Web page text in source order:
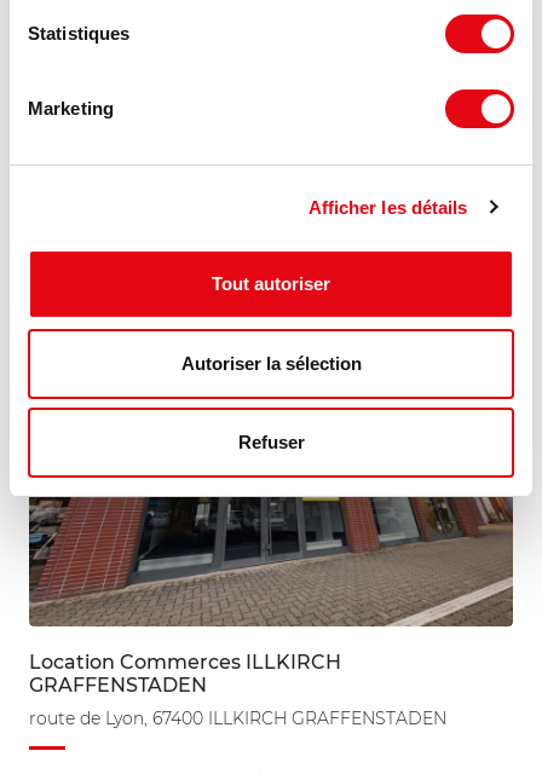
Statistiques
Marketing
Afficher les détails
Tout autoriser
Autoriser la sélection
Refuser
28 route de Colmar, 67600 SELESTAT
HT HC/m²/an
Location Commerces ILLKIRCH
GRAFFENSTADEN
route de Lyon, 67400 ILLKIRCH GRAFFENSTADEN